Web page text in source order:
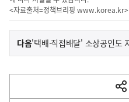
<자료출처=정책브리핑 www.korea.kr>
이
전
다
음
다음기
사